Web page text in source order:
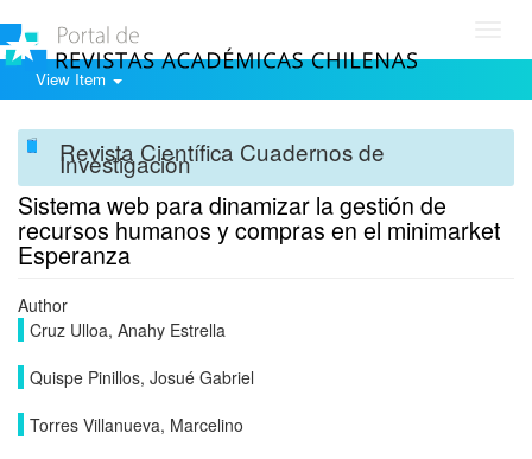
View Item
Revista Científica Cuadernos de
Investigación
Sistema web para dinamizar la gestión de
recursos humanos y compras en el minimarket
Esperanza
Author
Cruz Ulloa, Anahy Estrella
Quispe Pinillos, Josué Gabriel
Torres Villanueva, Marcelino